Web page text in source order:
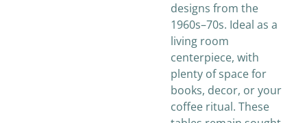
designs from the
1960s–70s. Ideal as a
living room
centerpiece, with
plenty of space for
books, decor, or your
coffee ritual. These